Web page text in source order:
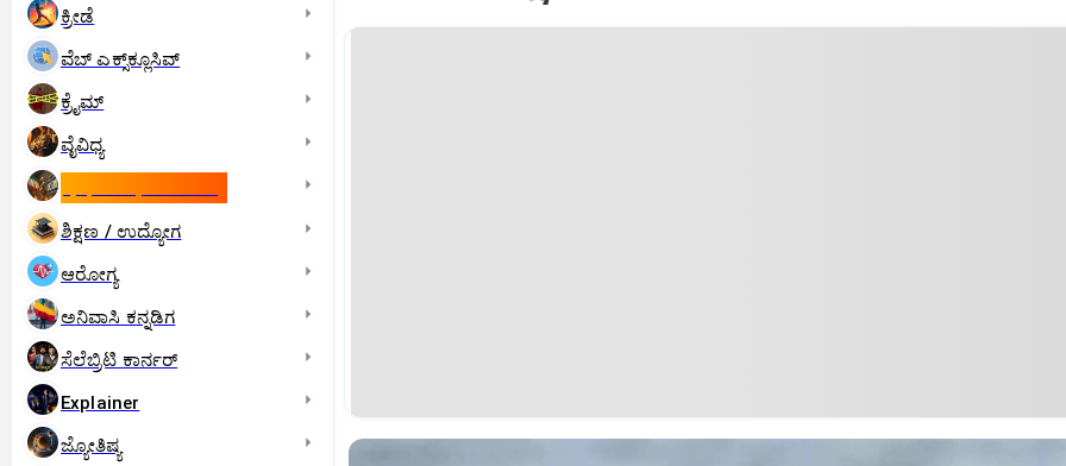
ಕ್ರೀಡೆ
ವೆಬ್ ಎಕ್ಸ್‌ಕ್ಲೂಸಿವ್
ಕ್ರೈಮ್
ವೈವಿಧ್ಯ
ಶಿಕ್ಷಣ / ಉದ್ಯೋಗ
ಆರೋಗ್ಯ
ಅನಿವಾಸಿ ಕನ್ನಡಿಗ
ಸೆಲೆಬ್ರಿಟಿ ಕಾರ್ನರ್‌
Explainer
ಜ್ಯೋತಿಷ್ಯ